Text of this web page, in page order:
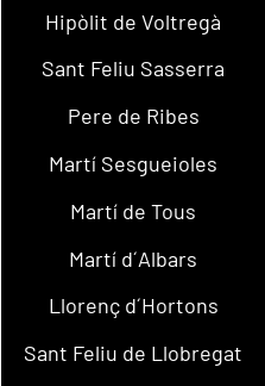
Hipòlit de Voltregà
Sant Feliu Sasserra
Pere de Ribes
Martí Sesgueioles
Martí de Tous
Martí d´Albars
Llorenç d´Hortons
Sant Feliu de Llobregat